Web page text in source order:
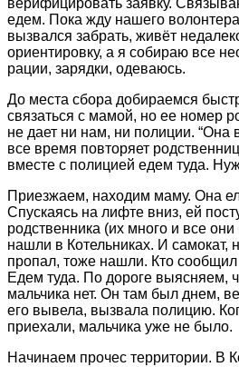
едем. Пока жду нашего
вызвался забрать, живёт
ориентировку, а я собираю все
рации, зарядки, одеваюсь.
До места сбора добираемся
связаться с мамой, но ее номер
не дает ни нам, ни полиции. “Она
все время повторяет
вместе с полицией едем туда.
Приезжаем, находим маму. Она
Спускаясь на лифте вниз, ей
родственника (их много и все
нашли в Котельниках. И самокат,
пропал, тоже нашли. Кто сообщил
Едем туда. По дороге выясняем,
мальчика нет. Он там был днем,
его вывела, вызвала полицию.
приехали, мальчика уже не было.
Начинаем прочес территории. В